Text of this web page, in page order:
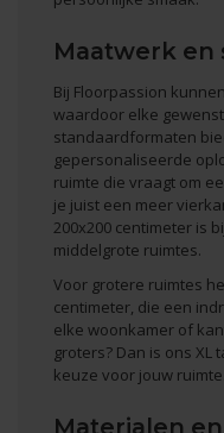
Maatwerk
Bij Floorpassion
waardoor elke
standaardformaten
gepersonaliseerde
ruimte die vraagt om
je juist een meer
200x200 centimeter is
middelgrote ruimtes.
Voor grotere ruimtes
centimeter, die een
elke woonkamer of
groters? Dan is ons XL
keuze voor jouw ruimte.
Materialen